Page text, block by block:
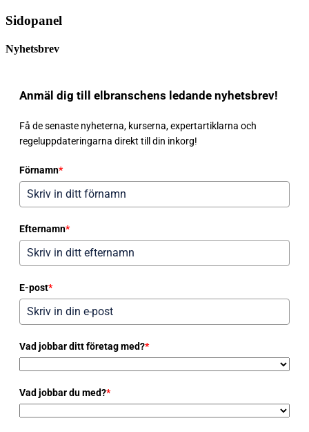
Sidopanel
Nyhetsbrev
Anmäl dig till elbranschens ledande nyhetsbrev!
Få de senaste nyheterna, kurserna, expertartiklarna och
regeluppdateringarna direkt till din inkorg!
Förnamn*
Efternamn*
E-post*
Vad jobbar ditt företag med?*
Vad jobbar du med?*